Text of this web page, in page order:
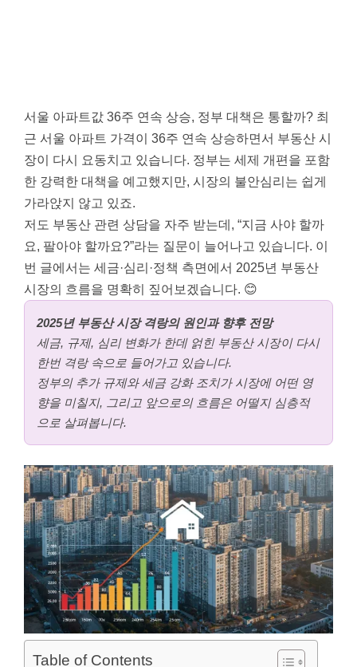
서울 아파트값 36주 연속 상승, 정부 대책은 통할까? 최
근 서울 아파트 가격이 36주 연속 상승하면서 부동산 시
장이 다시 요동치고 있습니다. 정부는 세제 개편을 포함
한 강력한 대책을 예고했지만, 시장의 불안심리는 쉽게
가라앉지 않고 있죠.
저도 부동산 관련 상담을 자주 받는데, “지금 사야 할까
요, 팔아야 할까요?”라는 질문이 늘어나고 있습니다. 이
번 글에서는 세금·심리·정책 측면에서 2025년 부동산
시장의 흐름을 명확히 짚어보겠습니다. 😊
2025년 부동산 시장 격랑의 원인과 향후 전망
세금, 규제, 심리 변화가 한데 얽힌 부동산 시장이 다시
한번 격랑 속으로 들어가고 있습니다.
정부의 추가 규제와 세금 강화 조치가 시장에 어떤 영
향을 미칠지, 그리고 앞으로의 흐름은 어떨지 심층적
으로 살펴봅니다.
Table of Contents